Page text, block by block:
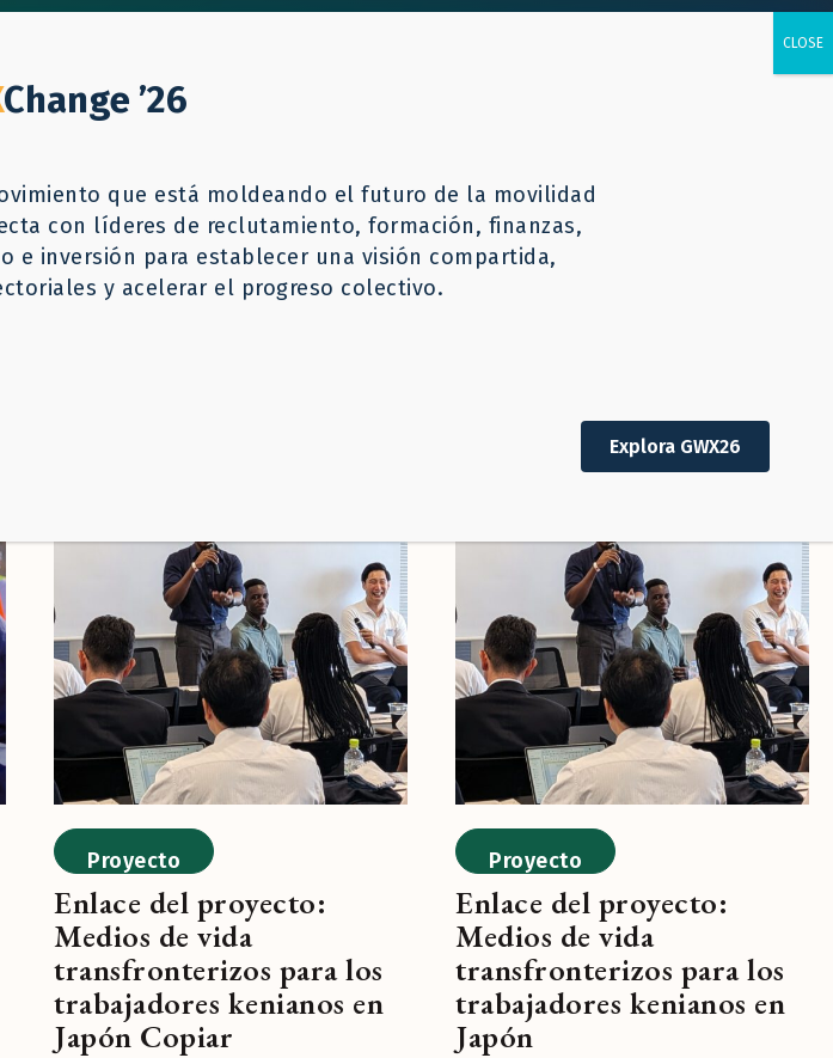
CONTÁCTENOS
Proyecto
Enlace del proyecto:
Medios de vida
transfronterizos para los
trabajadores kenianos en
Japón Copiar
Proyecto
Enlace del proyecto:
Medios de vida
transfronterizos para los
trabajadores kenianos en
Japón
Change ’26
que está moldeando el futuro de la movilidad
con líderes de reclutamiento, formación, finanzas,
e inversión para establecer una visión compartida,
y acelerar el progreso colectivo.
Explora GWX26